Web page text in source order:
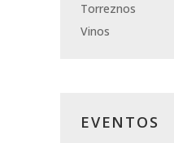
Torreznos
Vinos
EVENTOS